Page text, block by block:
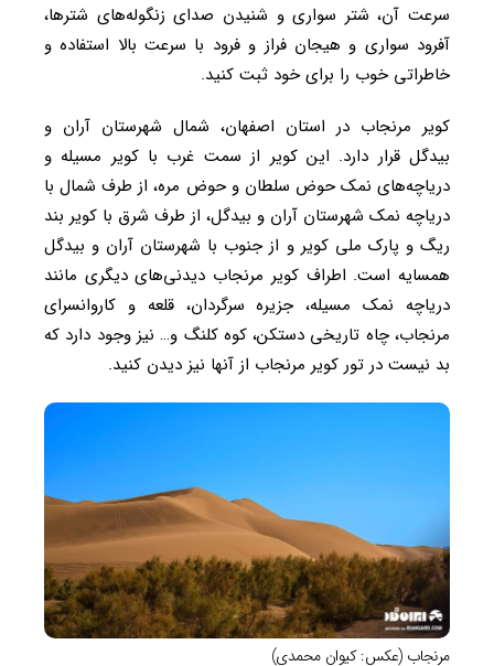
سرعت آن، شتر سواری و شنیدن صدای زنگوله‌های شترها،
آفرود سواری و هیجان فراز و فرود با سرعت بالا استفاده و
خاطراتی خوب را برای خود ثبت کنید.
کویر مرنجاب در استان اصفهان، شمال شهرستان آران و
بیدگل قرار دارد. این کویر از سمت غرب با کویر مسیله و
دریاچه‌های نمک حوض سلطان و حوض مره، از طرف شمال با
دریاچه نمک شهرستان آران و بیدگل، از طرف شرق با کویر بند
ریگ و پارک ملی کویر و از جنوب با شهرستان آران و بیدگل
همسایه است. اطراف کویر مرنجاب دیدنی‌های دیگری مانند
دریاچه نمک مسیله، جزیره سرگردان، قلعه و کاروانسرای
مرنجاب، چاه تاریخی دستکن، کوه کلنگ و… نیز وجود دارد که
بد نیست در تور کویر مرنجاب از آنها نیز دیدن کنید.
مرنجاب (عکس: کیوان محمدی)